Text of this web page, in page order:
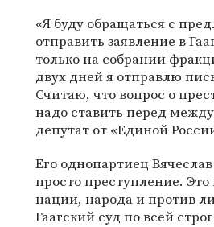
«Я буду обращаться с
отправить заявление в
только на собрании
двух дней я отправлю
Считаю, что вопрос о
надо ставить перед
депутат от «Единой
Его однопартиец
просто преступление.
нации, народа и против
Гаагский суд по всей